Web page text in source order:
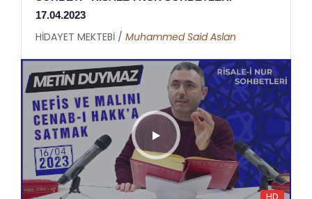
17.04.2023
HİDAYET MEKTEBİ / Muhammed Said Aslan